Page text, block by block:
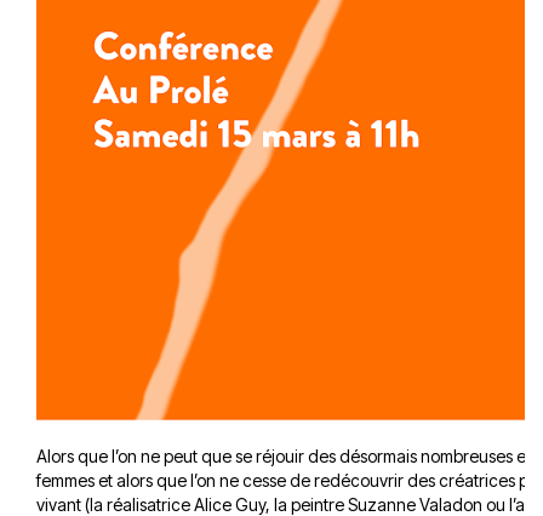
Alors que l’on ne peut que se réjouir des désormais nombreuses
femmes et alors que l’on ne cesse de redécouvrir des créatrices
vivant (la réalisatrice Alice Guy, la peintre Suzanne Valadon ou